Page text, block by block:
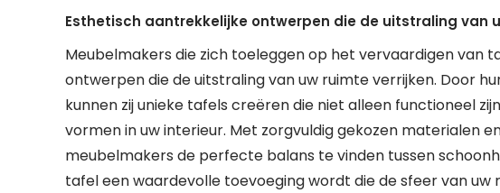
Esthetisch aantrekkelijke ontwerpen die de uitstraling van
Meubelmakers die zich toeleggen op het vervaardigen van
ontwerpen die de uitstraling van uw ruimte verrijken. Door
kunnen zij unieke tafels creëren die niet alleen functioneel
vormen in uw interieur. Met zorgvuldig gekozen materialen
meubelmakers de perfecte balans te vinden tussen
tafel een waardevolle toevoeging wordt die de sfeer van